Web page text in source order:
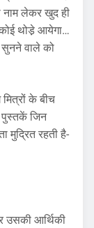
नाम लेकर खुद ही
कोई थोडे़ आयेगा…
सुनने वाले को
के बीच
पुस्तकें जिन
मुद्रित रहती है-
उसकी आर्थिकी